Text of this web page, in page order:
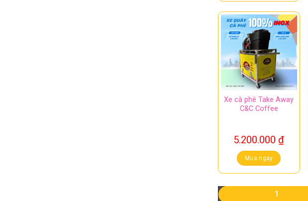
Xe cà phê Take Away
C&C Coffee
5.200.000 ₫
Mua ngay
1